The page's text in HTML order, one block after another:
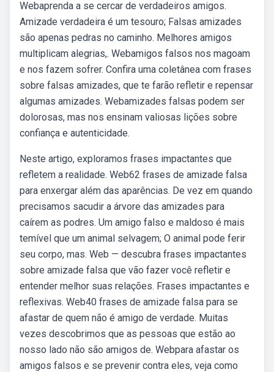
Webaprenda a se cercar de verdadeiros amigos.
Amizade verdadeira é um tesouro; Falsas amizades
são apenas pedras no caminho. Melhores amigos
multiplicam alegrias,. Webamigos falsos nos magoam
e nos fazem sofrer. Confira uma coletânea com frases
sobre falsas amizades, que te farão refletir e repensar
algumas amizades. Webamizades falsas podem ser
dolorosas, mas nos ensinam valiosas lições sobre
confiança e autenticidade.
Neste artigo, exploramos frases impactantes que
refletem a realidade. Web62 frases de amizade falsa
para enxergar além das aparências. De vez em quando
precisamos sacudir a árvore das amizades para
caírem as podres. Um amigo falso e maldoso é mais
temível que um animal selvagem; O animal pode ferir
seu corpo, mas. Web — descubra frases impactantes
sobre amizade falsa que vão fazer você refletir e
entender melhor suas relações. Frases impactantes e
reflexivas. Web40 frases de amizade falsa para se
afastar de quem não é amigo de verdade. Muitas
vezes descobrimos que as pessoas que estão ao
nosso lado não são amigos de. Webpara afastar os
amigos falsos e se prevenir contra eles, veja como